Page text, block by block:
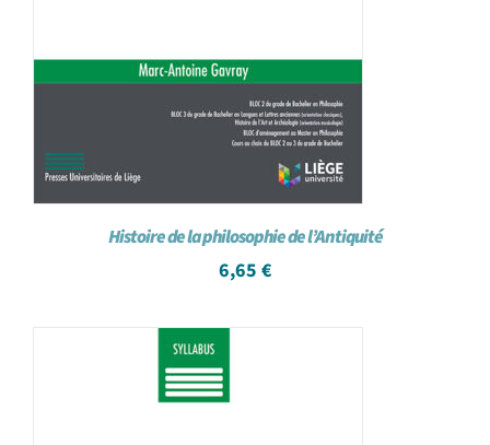
Histoire de la philosophie de l’Antiquité
6,65 €